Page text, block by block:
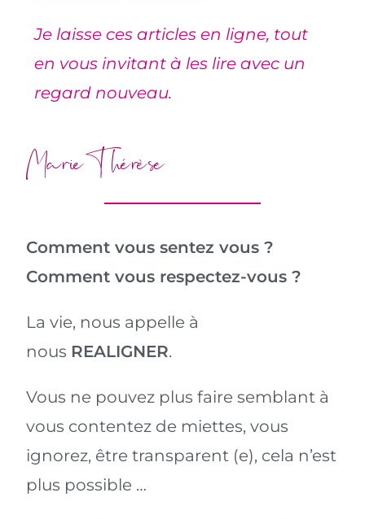
Je laisse ces articles en ligne, tout
en vous invitant à les lire avec un
regard nouveau.
Marie-Thérèse
Comment vous sentez vous ?
Comment vous respectez-vous ?
La vie, nous appelle à
nous REALIGNER.
Vous ne pouvez plus faire semblant à
vous contentez de miettes, vous
ignorez, être transparent (e), cela n’est
plus possible …